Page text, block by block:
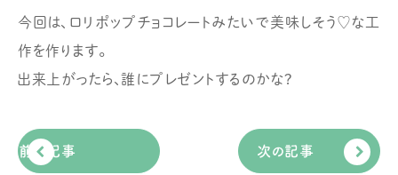
今回は、ロリポップチョコレートみたいで美味しそう♡な工
作を作ります。
出来上がったら、誰にプレゼントするのかな?
前の記事 次の記事